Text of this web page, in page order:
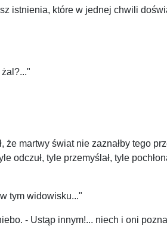
istnienia, które w jednej chwili
że martwy świat nie zaznałby tego
tyle przemyślał, tyle
tym widowisku..."
- Ustąp innym!... niech i oni